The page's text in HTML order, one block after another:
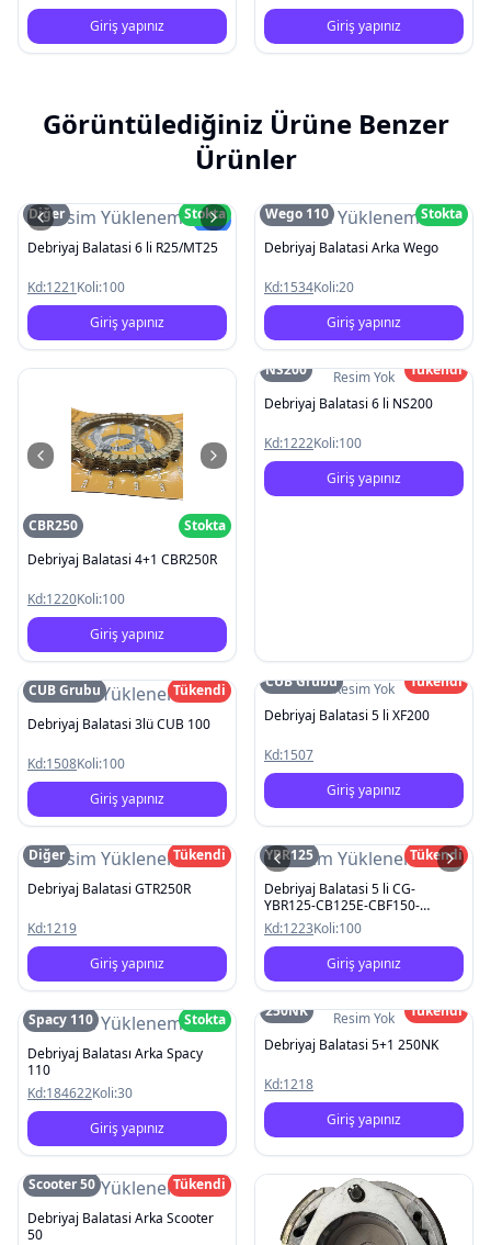
Giriş yapınız Giriş yapınız
Görüntülediğiniz Ürüne Benzer
Ürünler
Resim YüklenemediYeni
Diğer
Stokta
Debriyaj Balatasi 6 li R25/MT25
Kd:1221Koli:100
Giriş yapınız
Resim Yüklenemedi
Wego 110
Stokta
Debriyaj Balatasi Arka Wego
Kd:1534Koli:20
Giriş yapınız
CBR250
Stokta
Debriyaj Balatasi 4+1 CBR250R
Kd:1220Koli:100
Giriş yapınız
Resim Yok
NS200
Tükendi
Debriyaj Balatasi 6 li NS200
Kd:1222Koli:100
Giriş yapınız
Resim Yüklenemedi
CUB Grubu
Tükendi
Debriyaj Balatasi 3lü CUB 100
Kd:1508Koli:100
Giriş yapınız
Resim Yok
CUB Grubu
Tükendi
Debriyaj Balatasi 5 li XF200
Kd:1507
Giriş yapınız
Resim Yüklenemedi
Diğer
Tükendi
Debriyaj Balatasi GTR250R
Kd:1219
Giriş yapınız
Resim Yüklenemedi
YBR125
Tükendi
Debriyaj Balatasi 5 li CG-
YBR125-CB125E-CBF150-
Titan125
Kd:1223Koli:100
Giriş yapınız
Resim Yüklenemedi
Spacy 110
Stokta
Debriyaj Balatası Arka Spacy
110
Kd:184622Koli:30
Giriş yapınız
Resim Yok
250NK
Tükendi
Debriyaj Balatasi 5+1 250NK
Kd:1218
Giriş yapınız
Resim Yüklenemedi
Scooter 50
Tükendi
Debriyaj Balatasi Arka Scooter
50